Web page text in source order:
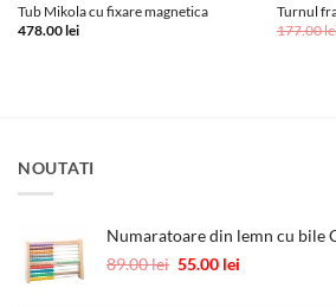
Tub Mikola cu fixare magnetica
478.00lei
Turnul
177.00
NOUTATI
Numaratoare din lemn cu bile
89.00lei Prețul
55.00 lei